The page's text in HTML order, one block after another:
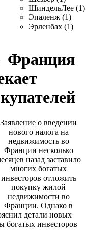
ШиндельЛее (1)
Эпаленж (1)
Эрленбах (1)
Франция
Заявление о введении
нового налога на
недвижимость во
Франции несколько
назад заставило
многих богатых
инвесторов отложить
покупку жилой
недвижимости во
Франции. Однако в
детали новых
богатых инвесторов